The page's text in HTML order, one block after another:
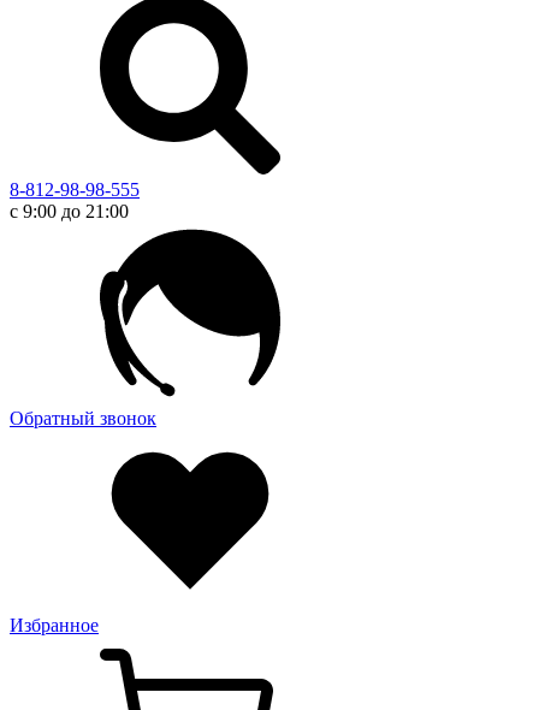
8-812-98-98-555
с 9:00 до 21:00
Обратный звонок
Избранное